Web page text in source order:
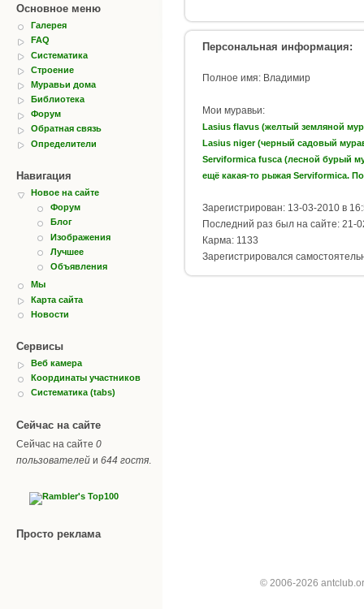
Основное меню
Галерея
FAQ
Систематика
Строение
Муравьи дома
Библиотека
Форум
Обратная связь
Определители
Навигация
Новое на сайте
Форум
Блог
Изображения
Лучшее
Объявления
Мы
Карта сайта
Новости
Сервисы
Веб камера
Координаты участников
Систематика (tabs)
Сейчас на сайте
Сейчас на сайте 0
пользователей и 644 гостя.
Просто реклама
Персональная информация:
Полное имя: Владимир
Мои муравьи:
Lasius flavus (желтый земляной
Lasius niger (черный садовый
Serviformica fusca (лесной бурый
ещё какая-то рыжая Serviformica.
Зарегистрирован: 13-03-2010 в
Последний раз был на сайте: 21-
Карма: 1133
Зарегистрировался
© 2006-2026